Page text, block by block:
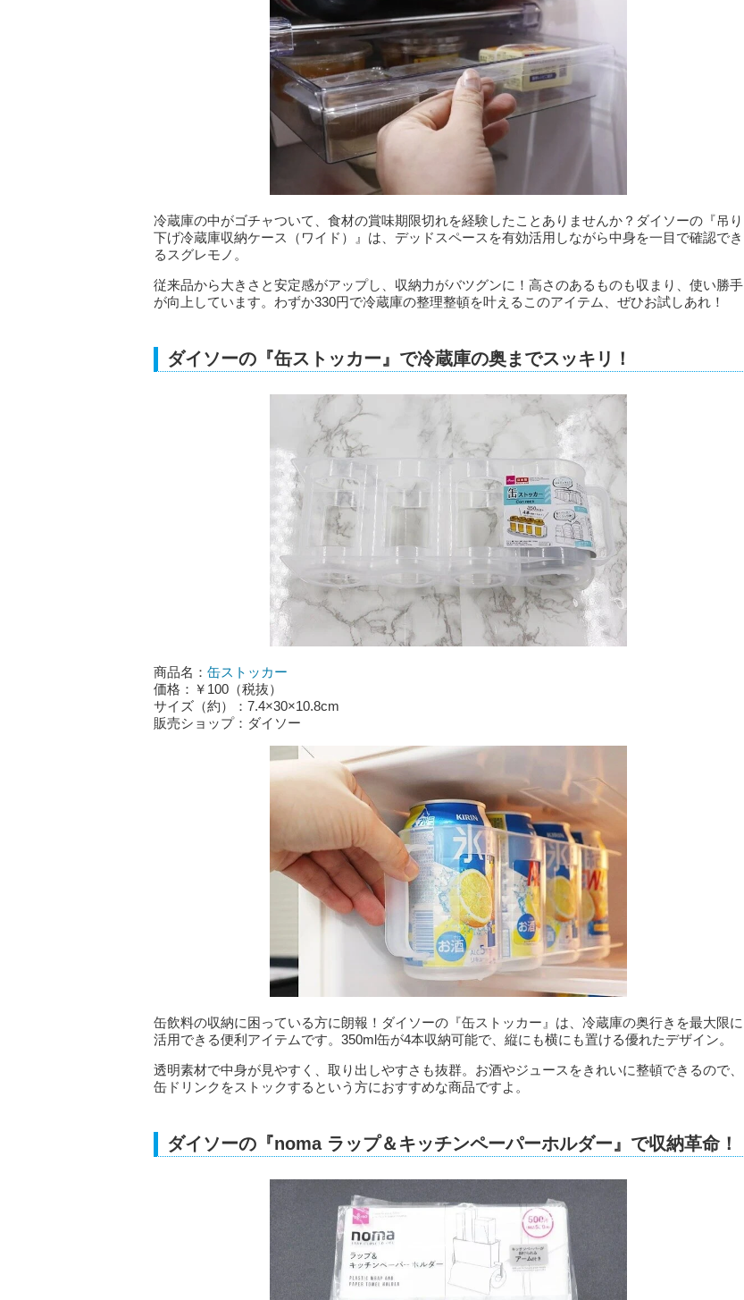
冷蔵庫の中がゴチャついて、食材の賞味期限切れを経験したことありませんか？ダイソーの『吊り
下げ冷蔵庫収納ケース（ワイド）』は、デッドスペースを有効活用しながら中身を一目で確認でき
るスグレモノ。
従来品から大きさと安定感がアップし、収納力がバツグンに！高さのあるものも収まり、使い勝手
が向上しています。わずか330円で冷蔵庫の整理整頓を叶えるこのアイテム、ぜひお試しあれ！
ダイソーの『缶ストッカー』で冷蔵庫の奥までスッキリ！
商品名： 缶ストッカー
価格：￥100（税抜）
サイズ（約）：7.4×30×10.8cm
販売ショップ：ダイソー
缶飲料の収納に困っている方に朗報！ダイソーの『缶ストッカー』は、冷蔵庫の奥行きを最大限に
活用できる便利アイテムです。350ml缶が4本収納可能で、縦にも横にも置ける優れたデザイン。
透明素材で中身が見やすく、取り出しやすさも抜群。お酒やジュースをきれいに整頓できるので、
缶ドリンクをストックするという方におすすめな商品ですよ。
ダイソーの『noma ラップ＆キッチンペーパーホルダー』で収納革命！